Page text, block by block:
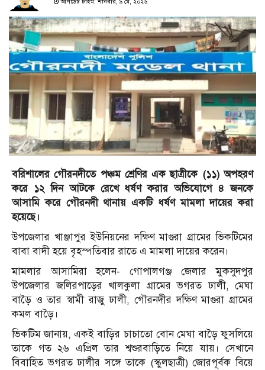
আপডেট টাইম: শনিবার, ৯ মে, ২০২৬
বরিশালের গৌরনদীতে পঞ্চম শ্রেণির এক ছাত্রীকে (১১) অপহরণ
করে ১২ দিন আটকে রেখে ধর্ষণ করার অভিযোগে ৪ জনকে
আসামি করে গৌরনদী থানায় একটি ধর্ষণ মামলা দায়ের করা
হয়েছে।
উপজেলার খাঞ্জাপুর ইউনিয়নের দক্ষিণ মাগুরা গ্রামের ভিকটিমের
বাবা বাদী হয়ে বৃহস্পতিবার রাতে এ মামলা দায়ের করেন।
মামলার আসামিরা হলেন- গোপালগঞ্জ জেলার মুকসুদপুর
উপজেলার জলিরপাড়ের খালকুলা গ্রামের ভগরত ঢালী, মেঘা
বাড়ৈ ও তার স্বামী রাজু ঢালী, গৌরনদীর দক্ষিণ মাগুরা গ্রামের
কমল বাড়ৈ।
ভিকটিম জানায়, একই বাড়ির চাচাতো বোন মেঘা বাড়ৈ ফুসলিয়ে
তাকে গত ২৬ এপ্রিল তার শ্বশুরবাড়িতে নিয়ে যায়। সেখানে
বিবাহিত ভগরত ঢালীর সঙ্গে তাকে (স্কুলছাত্রী) জোরপূর্বক বিয়ে